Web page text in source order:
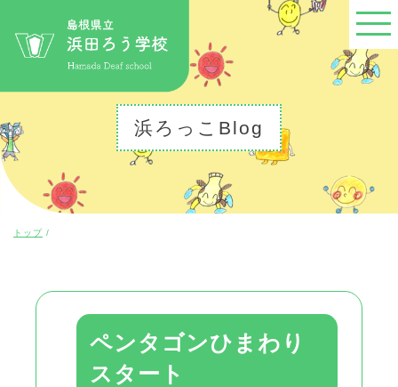
浜ろっこBlog
現
トップ /
ペンタゴンひまわり
スタート